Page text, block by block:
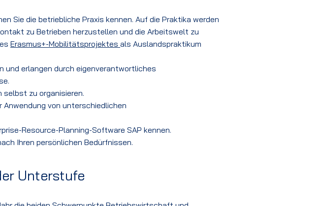
Sie die betriebliche Praxis kennen. Auf die Praktika werden
zu Betrieben herzustellen und die Arbeitswelt zu
Erasmus+-Mobilitätsprojektes als Auslandspraktikum
und erlangen durch eigenverantwortliches
.
selbst zu organisieren.
von unterschiedlichen
Resource-Planning-Software SAP kennen.
Ihren persönlichen Bedürfnissen.
Unterstufe